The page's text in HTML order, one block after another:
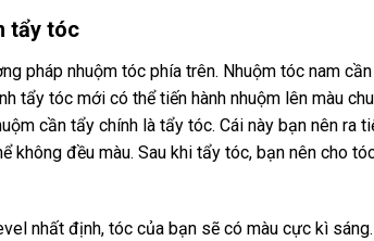
tẩy tóc
pháp nhuộm tóc phía trên. Nhuộm tóc nam
tẩy tóc mới có thể tiến hành nhuộm lên màu
cần tẩy chính là tẩy tóc. Cái này bạn nên ra
không đều màu. Sau khi tẩy tóc, bạn nên cho
nhất định, tóc của bạn sẽ có màu cực kì